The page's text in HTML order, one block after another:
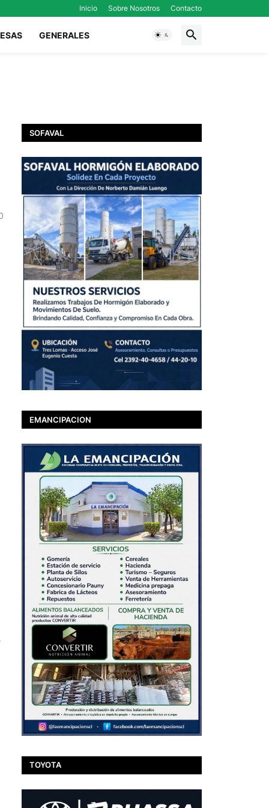
Inicio Sobre Nosotros Contacto
GENERALES
SOFAVAL
EMANCIPACION
TOYOTA